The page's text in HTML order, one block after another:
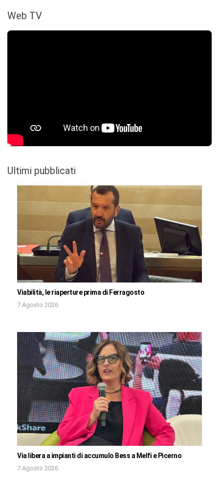
Web TV
Ultimi pubblicati
Viabilità, le riaperture prima di Ferragosto
7 Agosto 2026
Via libera a impianti di accumulo Bess a Melfi e Picerno
7 Agosto 2026